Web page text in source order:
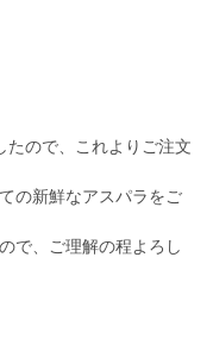
たので、これよりご注文
の新鮮なアスパラをご
で、ご理解の程よろし